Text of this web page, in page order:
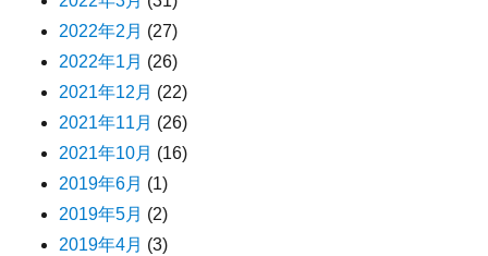
2022年2月 (27)
2022年1月 (26)
2021年12月 (22)
2021年11月 (26)
2021年10月 (16)
2019年6月 (1)
2019年5月 (2)
2019年4月 (3)